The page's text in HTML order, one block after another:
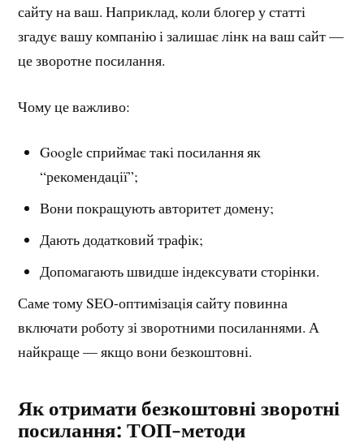
сайту на ваш. Наприклад, коли блогер у статті
згадує вашу компанію і залишає лінк на ваш сайт —
це зворотне посилання.
Чому це важливо:
Google сприймає такі посилання як
“рекомендації”;
Вони покращують авторитет домену;
Дають додатковий трафік;
Допомагають швидше індексувати сторінки.
Саме тому SEO-оптимізація сайту повинна
включати роботу зі зворотними посиланнями. А
найкраще — якщо вони безкоштовні.
Як отримати безкоштовні зворотні
посилання: ТОП-методи